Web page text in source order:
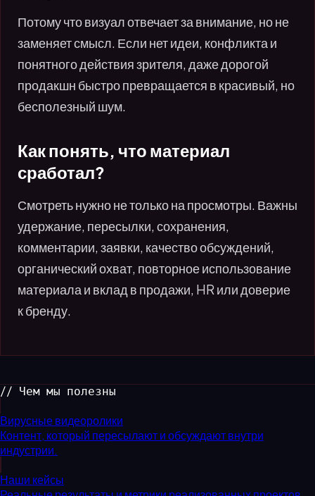
Потому что визуал отвечает за внимание, но не
заменяет смысл. Если нет идеи, конфликта и
понятного действия зрителя, даже дорогой
продакшн быстро превращается в красивый, но
бесполезный шум.
Как понять, что материал
сработал?
Смотреть нужно не только на просмотры. Важны
удержание, пересылки, сохранения,
комментарии, заявки, качество обсуждений,
органический охват, повторное использование
материала и вклад в продажи, HR или доверие
к бренду.
// Чем мы полезны
Вирусные видеоролики
Контент, который пересылают и обсуждают внутри
индустрии.
Наши кейсы